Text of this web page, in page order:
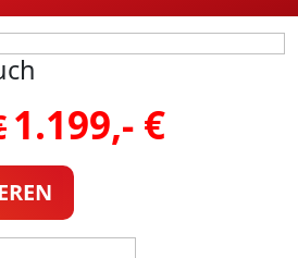
1.199,- €